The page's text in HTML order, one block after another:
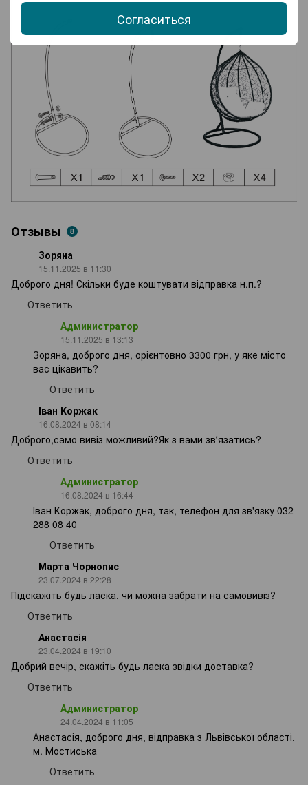
Согласиться
Отзывы 8
Зоряна
15.11.2025 в 11:30
Доброго дня! Скільки буде коштувати відправка н.п.?
Ответить
Администратор
15.11.2025 в 13:13
Зоряна, доброго дня, орієнтовно 3300 грн, у яке місто
вас цікавить?
Ответить
Іван Коржак
16.08.2024 в 08:14
Доброго,само вивіз можливий?Як з вами звʼязатись?
Ответить
Администратор
16.08.2024 в 16:44
Іван Коржак, доброго дня, так, телефон для зв'язку 032
288 08 40
Ответить
Марта Чорнопис
23.07.2024 в 22:28
Підскажіть будь ласка, чи можна забрати на самовивіз?
Ответить
Анастасія
23.04.2024 в 19:10
Добрий вечір, скажіть будь ласка звідки доставка?
Ответить
Администратор
24.04.2024 в 11:05
Анастасія, доброго дня, відправка з Львівської області,
м. Мостиська
Ответить